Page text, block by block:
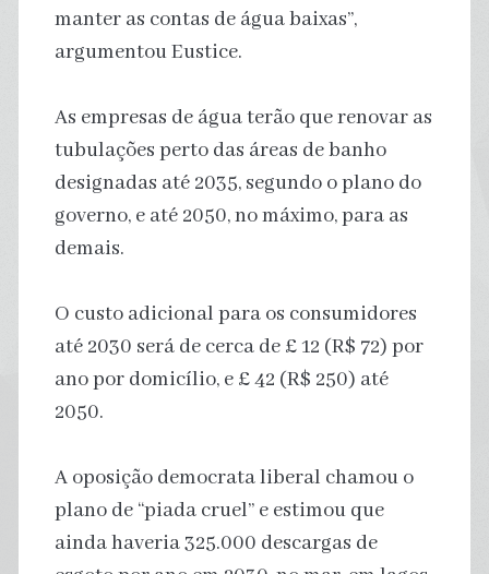
manter as contas de água baixas”,
argumentou Eustice.
As empresas de água terão que renovar as
tubulações perto das áreas de banho
designadas até 2035, segundo o plano do
governo, e até 2050, no máximo, para as
demais.
O custo adicional para os consumidores
até 2030 será de cerca de £ 12 (R$ 72) por
ano por domicílio, e £ 42 (R$ 250) até
2050.
A oposição democrata liberal chamou o
plano de “piada cruel” e estimou que
ainda haveria 325.000 descargas de